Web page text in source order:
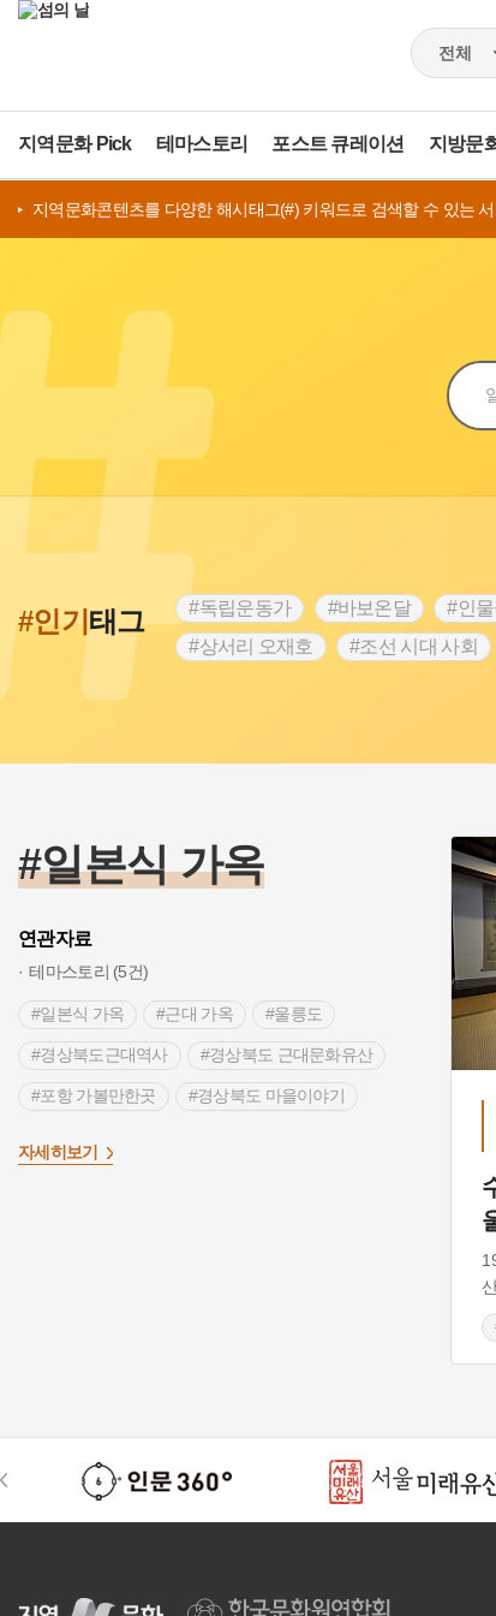
지역문화 Pick 테마스토리 포스트 큐레이션 지방문
지역문화콘텐츠를 다양한 해시태그(#) 키워드로 검색할 수 있는
#인기태그 #독립운동가 #바보온달 #인
#상서리 오재호
#조선 시대 사회
#여성독립운동가
#조선시대 문신
#산성
#일본식 가옥
연관자료
테마스토리 (5건)
#일본식 가옥 #근대 가옥 #울릉도
#경상북도근대역사 #경상북도 근대문화유산
#포항 가볼만한곳 #경상북도 마을이야기
자세히보기